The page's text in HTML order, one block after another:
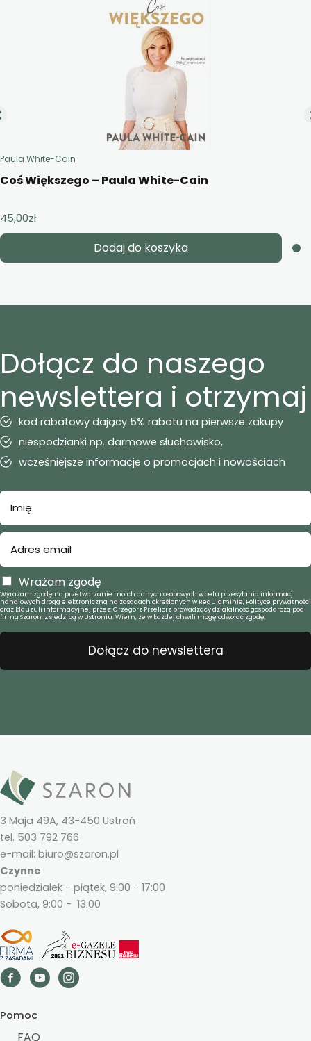
Paula White-Cain
Coś Większego – Paula White-Cain
45,00zł
Dodaj do koszyka
Dołącz do naszego
newslettera i otrzymaj
kod rabatowy dający 5% rabatu na pierwsze zakupy
niespodzianki np. darmowe słuchowisko,
wcześniejsze informacje o promocjach i nowościach
Wrażam zgodę
Wyrażam zgodę na przetwarzanie moich danych osobowych w celu przesyłania informacji
handlowych drogą elektroniczną na zasadach określonych w Regulaminie, Polityce prywatności
oraz klauzuli informacyjnej przez: Grzegorz Przeliorz prowadzący działalność gospodarczą pod
firmą Szaron, z siedzibą w Ustroniu. Wiem, że w każdej chwili mogę odwołać zgodę.
Dołącz do newslettera
3 Maja 49A, 43-450 Ustroń
tel. 503 792 766
e-mail: biuro@szaron.pl
Czynne
poniedziałek - piątek, 9:00 - 17:00
Sobota, 9:00 - 13:00
Pomoc
FAQ